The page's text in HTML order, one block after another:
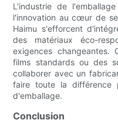
L'industrie de
l'innovation au cœur de
Haimu s'efforcent
des matériaux éco-
exigences changeantes.
films standards ou des
collaborer avec un
faire toute la différence
d'emballage.
Conclusion